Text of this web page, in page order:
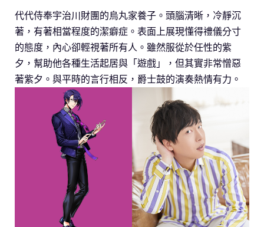
代代侍奉宇治川財團的烏丸家養子。頭腦清晰，冷靜沉
著，有著相當程度的潔癖症。表面上展現懂得禮儀分寸
的態度，內心卻輕視著所有人。雖然服從於任性的紫
夕，幫助他各種生活起居與「遊戲」，但其實非常憎惡
著紫夕。與平時的言行相反，爵士鼓的演奏熱情有力。